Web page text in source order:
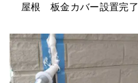
屋根 板金カバー設置完了